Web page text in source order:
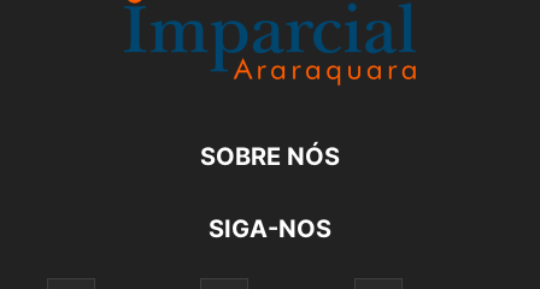
SOBRE NÓS
SIGA-NOS